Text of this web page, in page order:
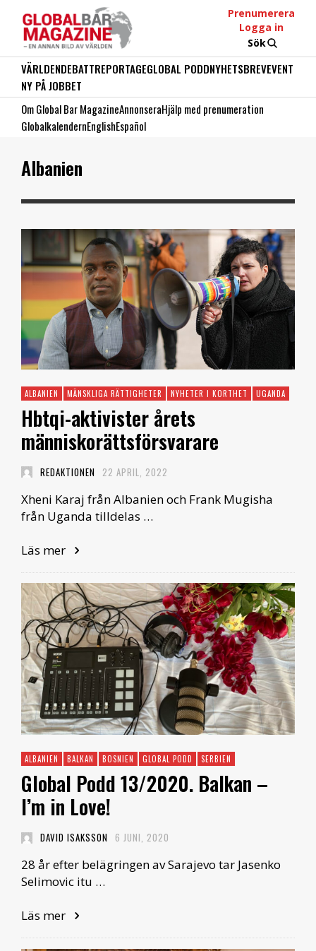
Prenumerera
Logga in
Sök
VÄRLDENDEBATTREPORTAGEGLOBAL PODDNYHETSBREVEVENT
NY PÅ JOBBET
Om Global Bar MagazineAnnonseraHjälp med prenumeration
GlobalkalendernEnglishEspañol
Albanien
ALBANIEN MÄNSKLIGA RÄTTIGHETER NYHETER I KORTHET UGANDA
Hbtqi-aktivister årets
människorättsförsvarare
REDAKTIONEN 22 APRIL, 2022
Xheni Karaj från Albanien och Frank Mugisha
från Uganda tilldelas …
Läs mer
ALBANIEN BALKAN BOSNIEN GLOBAL PODD SERBIEN
Global Podd 13/2020. Balkan –
I’m in Love!
DAVID ISAKSSON 6 JUNI, 2020
28 år efter belägringen av Sarajevo tar Jasenko
Selimovic itu …
Läs mer